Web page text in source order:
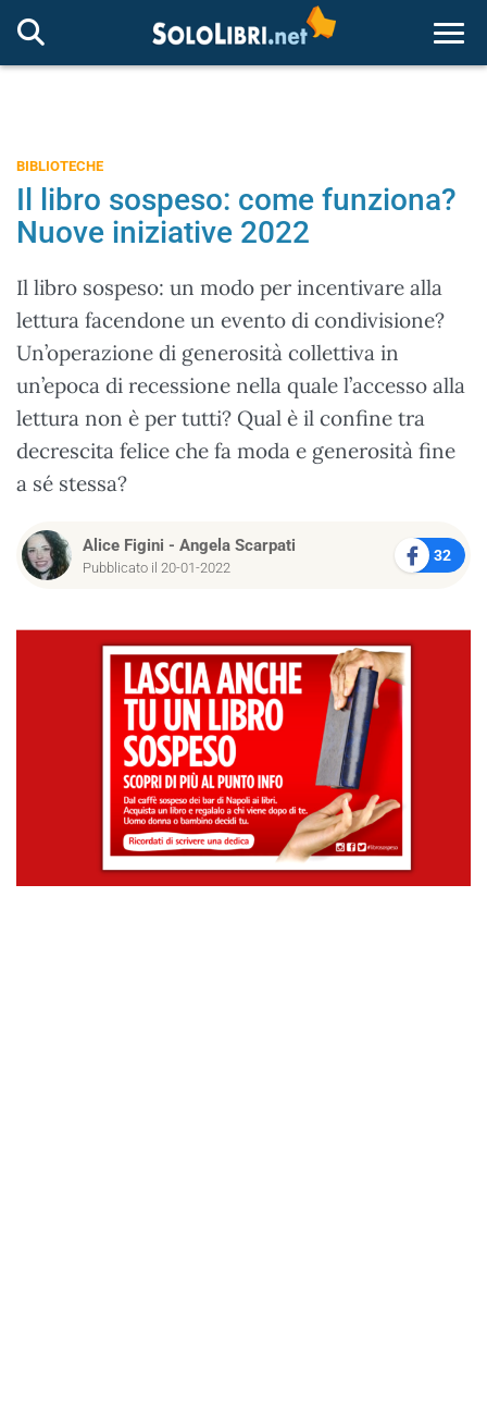
BIBLIOTECHE
Il libro sospeso: come funziona?
Nuove iniziative 2022
Il libro sospeso: un modo per incentivare alla
lettura facendone un evento di condivisione?
Un’operazione di generosità collettiva in
un’epoca di recessione nella quale l’accesso alla
lettura non è per tutti? Qual è il confine tra
decrescita felice che fa moda e generosità fine
a sé stessa?
Alice Figini - Angela Scarpati
Pubblicato il 20-01-2022
32